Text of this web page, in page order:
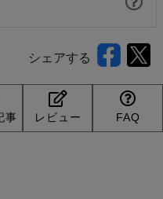
シェアする
事 レビュー FAQ